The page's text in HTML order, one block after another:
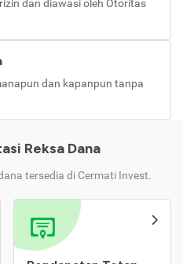
dan diawasi oleh Otoritas
dan kapanpun tanpa
Reksa Dana
tersedia di Cermati Invest.